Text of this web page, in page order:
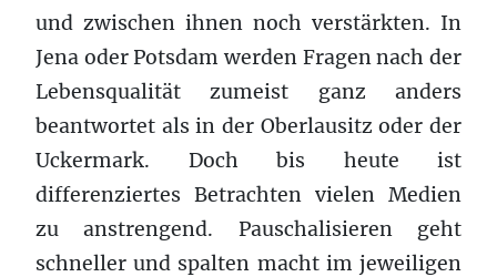
und zwischen ihnen noch verstärkten. In
Jena oder Potsdam werden Fragen nach der
Lebensqualität zumeist ganz anders
beantwortet als in der Oberlausitz oder der
Uckermark. Doch bis heute ist
differenziertes Betrachten vielen Medien
zu anstrengend. Pauschalisieren geht
schneller und spalten macht im jeweiligen